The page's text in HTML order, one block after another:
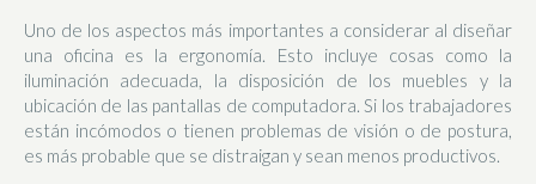
Uno de los aspectos más importantes a considerar al diseñar
una oficina es la ergonomía. Esto incluye cosas como la
iluminación adecuada, la disposición de los muebles y la
ubicación de las pantallas de computadora. Si los trabajadores
están incómodos o tienen problemas de visión o de postura,
es más probable que se distraigan y sean menos productivos.